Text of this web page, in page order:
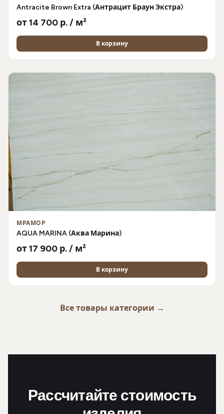
Antracite Brown Extra (Антрацит Браун Экстра)
от 14 700 р. / м²
В корзину
МРАМОР
AQUA MARINA (Аква Марина)
от 17 900 р. / м²
В корзину
Все товары категории →
Рассчитайте стоимость